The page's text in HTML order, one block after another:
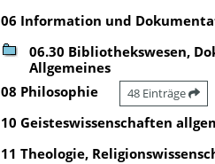
06 Information und
06.30 Bibliothekswesen,
Allgemeines
08 Philosophie 48 Einträge
10 Geisteswissenschaften
11 Theologie,